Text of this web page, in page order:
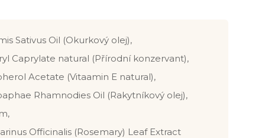
Sativus Oil (Okurkový olej),
Caprylate natural (Přírodní konzervant),
Acetate (Vitaamin E natural),
Rhamnodies Oil (Rakytníkový olej),
Officinalis (Rosemary) Leaf Extract